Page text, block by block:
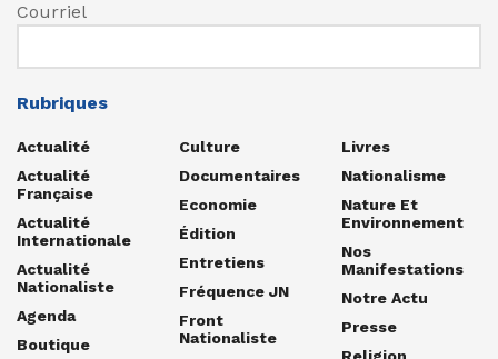
Courriel
Rubriques
Actualité
Actualité
Française
Actualité
Internationale
Actualité
Nationaliste
Agenda
Boutique
Culture
Documentaires
Economie
Édition
Entretiens
Fréquence JN
Front
Nationaliste
Livres
Nationalisme
Nature Et
Environnement
Nos
Manifestations
Notre Actu
Presse